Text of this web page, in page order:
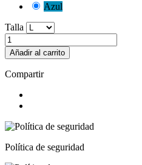
Azul
Talla
Añadir al carrito
Compartir
Política de seguridad